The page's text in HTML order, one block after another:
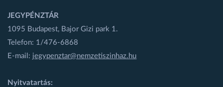
JEGYPÉNZTÁR
1095 Budapest, Bajor Gizi park 1.
Telefon: 1/476-6868
E-mail: jegypenztar@nemzetiszinhaz.hu
Nyitvatartás: